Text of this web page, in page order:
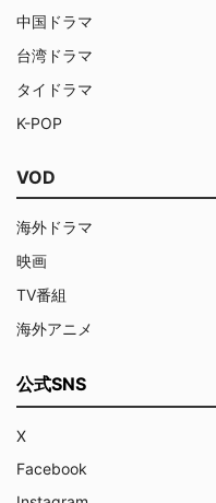
中国ドラマ
台湾ドラマ
タイドラマ
K-POP
VOD
海外ドラマ
映画
TV番組
海外アニメ
公式SNS
X
Facebook